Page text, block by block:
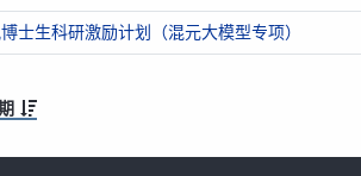
士生科研激励计划（混元大模型专项）